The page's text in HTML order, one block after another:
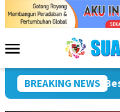
Menu
Mobile
BREAKING NEWS
Bupati Hendri Dukung